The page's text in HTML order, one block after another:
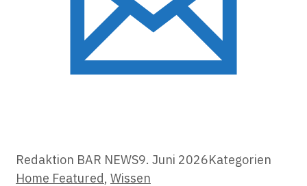
Redaktion BAR NEWS9. Juni 2026Kategorien
Home Featured, Wissen